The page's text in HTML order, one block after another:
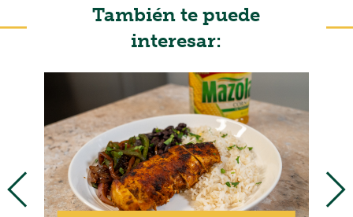
También te puede
interesar: